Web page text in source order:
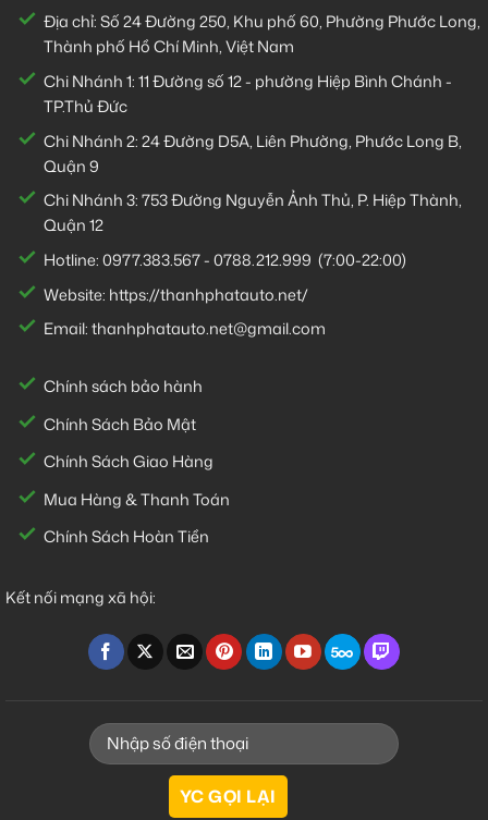
Địa chỉ: Số 24 Đường 250, Khu phố 60, Phường Phước Long,
Thành phố Hồ Chí Minh, Việt Nam
Chi Nhánh 1:11 Đường số 12 - phường Hiệp Bình Chánh -
TP.Thủ Đức
Chi Nhánh 2:24 Đường D5A, Liên Phường, Phước Long B,
Quận 9
Chi Nhánh 3:753 Đường Nguyễn Ảnh Thủ, P. Hiệp Thành,
Quận 12
Hotline:0977.383.567-0788.212.999 (7:00-22:00)
Website: https://thanhphatauto.net/
Email:thanhphatauto.net@gmail.com
Chính sách bảo hành
Chính Sách Bảo Mật
Chính Sách Giao Hàng
Mua Hàng & Thanh Toán
Chính Sách Hoàn Tiền
Kết nối mạng xã hội: